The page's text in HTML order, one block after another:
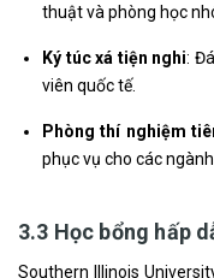
thuật và phòng học
Ký túc xá tiện nghi:
viên quốc tế.
Phòng thí nghiệm
phục vụ cho các
3.3 Học bổng hấp
Southern Illinois